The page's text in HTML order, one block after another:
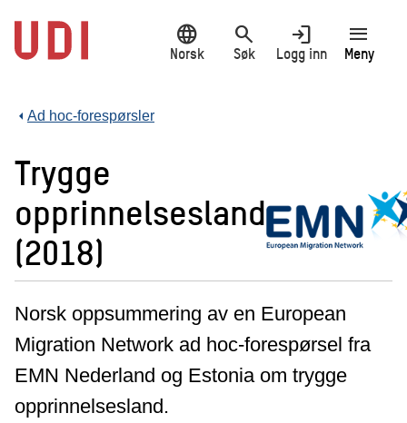
hovedinnhold
language
Norsk
search
Søk
login
Logg inn
menu
Meny
Ad hoc-forespørsler
Trygge
opprinnelsesland
(2018)
Norsk oppsummering av en European
Migration Network ad hoc-forespørsel fra
EMN Nederland og Estonia om trygge
opprinnelsesland.